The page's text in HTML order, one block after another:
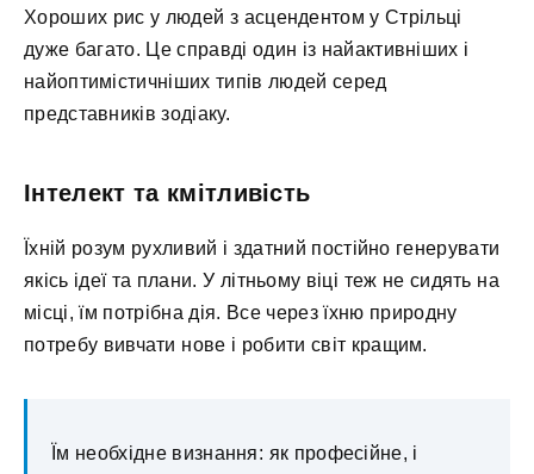
Хороших рис у людей з асцендентом у Стрільці
дуже багато. Це справді один із найактивніших і
найоптимістичніших типів людей серед
представників зодіаку.
Інтелект та кмітливість
Їхній розум рухливий і здатний постійно генерувати
якісь ідеї та плани. У літньому віці теж не сидять на
місці, їм потрібна дія. Все через їхню природну
потребу вивчати нове і робити світ кращим.
Їм необхідне визнання: як професійне, і